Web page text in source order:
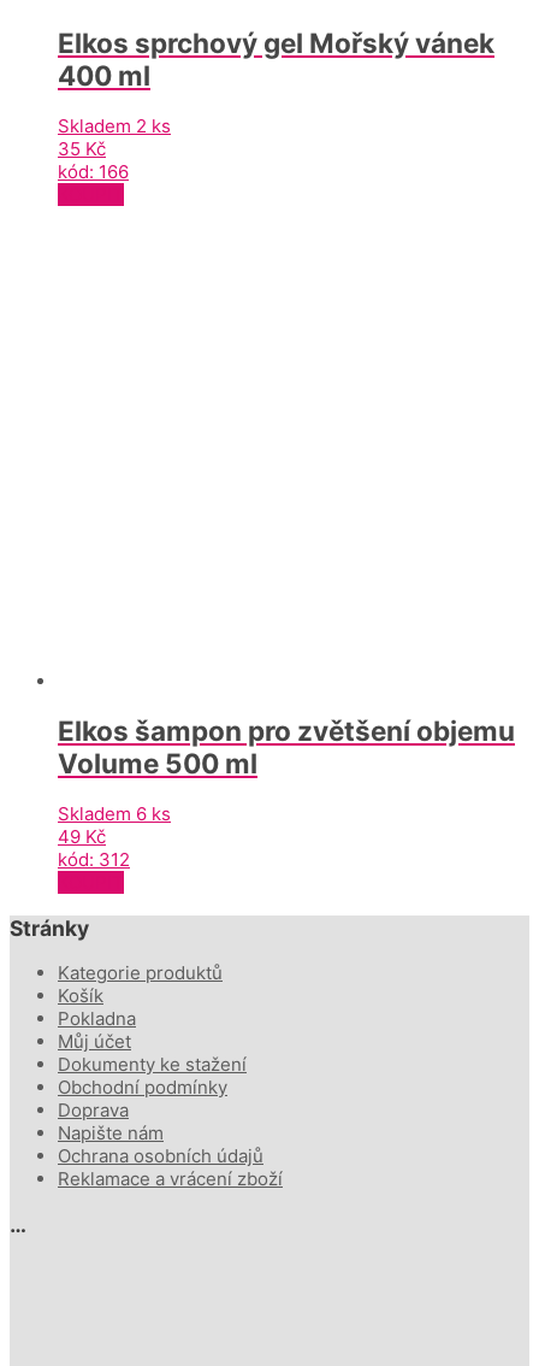
Elkos sprchový gel Mořský vánek
400 ml
Skladem 2 ks
35 Kč
kód: 166
Elkos šampon pro zvětšení objemu
Volume 500 ml
Skladem 6 ks
49 Kč
kód: 312
Stránky
Kategorie produktů
Košík
Pokladna
Můj účet
Dokumenty ke stažení
Obchodní podmínky
Doprava
Napište nám
Ochrana osobních údajů
Reklamace a vrácení zboží
…